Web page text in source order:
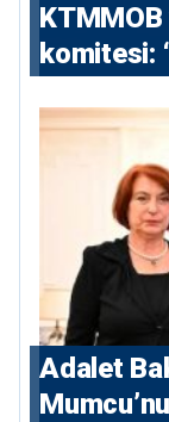
komitesi:
Adalet